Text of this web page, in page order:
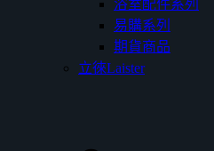
浴室配件系列
易購系列
期貨商品
立徠Laister